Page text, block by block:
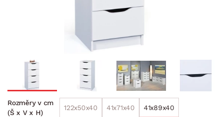
Rozměry v cm
(Š x V x H)
122x50x40 41x71x40 41x89x40